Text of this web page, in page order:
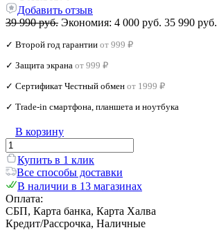
Добавить отзыв
39 990 руб. Экономия: 4 000 руб. 35 990 руб.
✓ Второй год гарантии от 999 ₽
✓ Защита экрана от 999 ₽
✓ Сертификат Честный обмен от 1999 ₽
✓ Trade‑in смартфона, планшета и ноутбука
В корзину
Купить в 1 клик
Все способы доставки
В наличии в 13 магазинах
Оплата:
СБП, Карта банка, Карта Халва
Кредит/Рассрочка, Наличные